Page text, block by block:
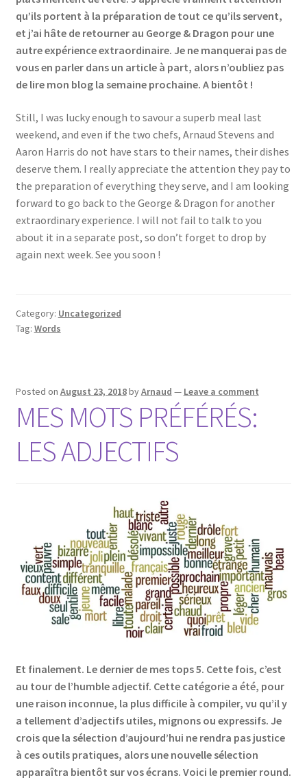
qu’ils portent à la préparation de tout ce qu’ils servent,
et j’ai hâte de retourner au George & Dragon pour une
autre expérience extraordinaire. Je ne manquerai pas de
vous en parler dans un article à part, alors n’oubliez pas
de lire mon blog la semaine prochaine. A bientôt !
Still, I was lucky enough to savour a superb meal last
weekend, and even if the two chefs, Arnaud Stevens and
Aaron Harris do not have stars to their names, their dishes
deserve them. I really appreciate the attention they pay to
the preparation of everything they serve, and I am looking
forward to go back to the George & Dragon for another
extraordinary experience. I will not fail to talk to you
about it in a separate post, so don’t forget to drop by
again next week. See you soon !
Category: Uncategorized
Tag: Words
Posted on August 23, 2018byArnaud — Leave a comment
MES MOTS PRÉFÉRÉS:
LES ADJECTIFS
Et finalement. Le dernier de mes tops 5. Cette fois, c’est
au tour de l’humble adjectif. Cette catégorie a été, pour
une raison inconnue, la plus difficile à compiler, vu qu’il y
a tellement d’adjectifs utiles, mignons ou expressifs. Je
crois que la sélection d’aujourd’hui ne rendra pas justice
à ces outils pratiques, alors une nouvelle sélection
apparaîtra bientôt sur vos écrans. Voici le premier round.